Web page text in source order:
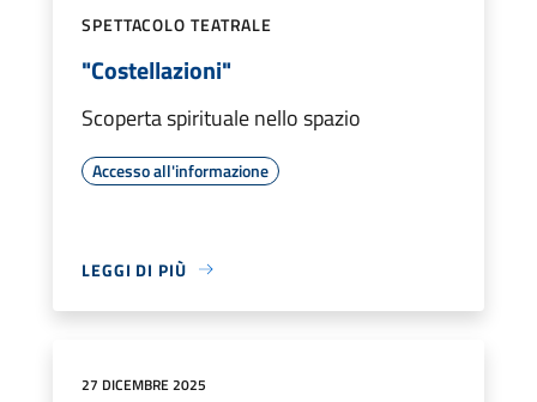
SPETTACOLO TEATRALE
"Costellazioni"
Scoperta spirituale nello spazio
Accesso all'informazione
LEGGI DI PIÙ
27 DICEMBRE 2025